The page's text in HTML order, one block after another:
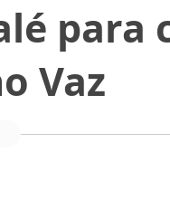
para
Vaz